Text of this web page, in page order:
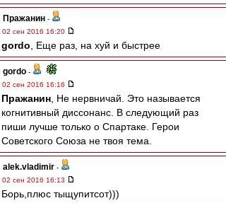
Пражанин -
02 сен 2016 16:20
gordo , Еще раз, на хуй и быстрее
gordo -
02 сен 2016 16:16
Пражанин , Не нервничай. Это называется
когнитивный диссонанс. В следующий раз
пиши лучше только о Спартаке. Герои
Советского Союза не твоя тема.
alek.vladimir -
02 сен 2016 16:13
Борь,плюс тыщупитсот)))